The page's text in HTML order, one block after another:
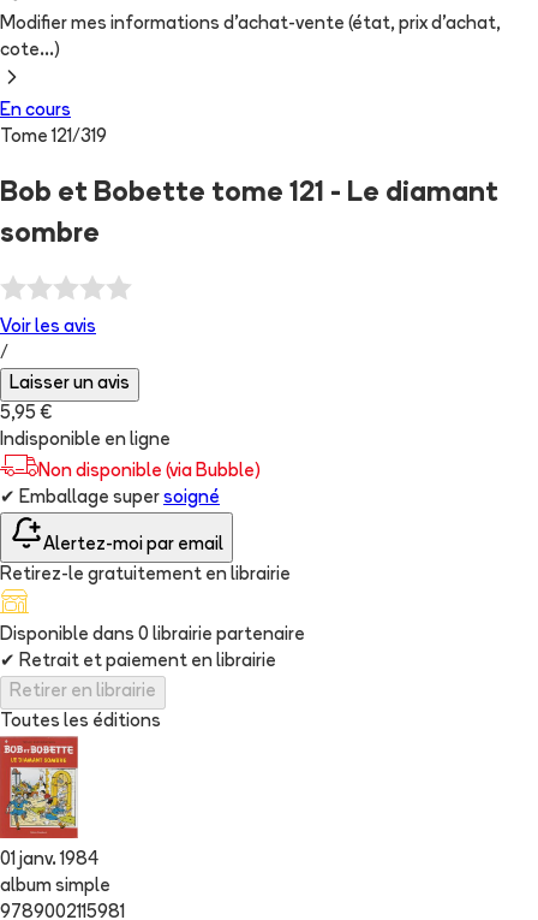
Modifier mes informations d'achat-vente (état, prix d'achat,
cote...)
En cours
Tome 121/319
Bob et Bobette tome 121 - Le diamant
sombre
Voir les avis
/
Laisser un avis
5,95 €
Indisponible en ligne
Non disponible (via Bubble)
✔ Emballage super soigné
Alertez-moi par email
Retirez-le gratuitement en librairie
Disponible dans 0 librairie partenaire
✔ Retrait et paiement en librairie
Retirer en librairie
Toutes les éditions
01 janv. 1984
album simple
9789002115981